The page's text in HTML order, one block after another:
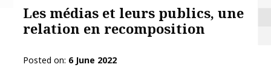
Les médias et leurs publics, une
relation en recomposition
Posted on 6 June 2022